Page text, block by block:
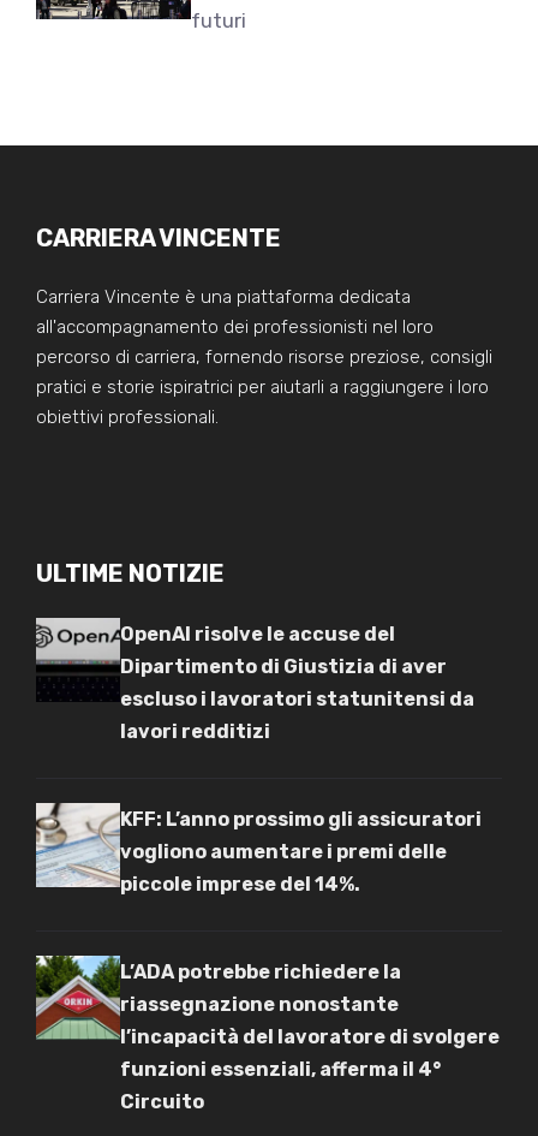
futuri
CARRIERA VINCENTE
Carriera Vincente è una piattaforma dedicata
all'accompagnamento dei professionisti nel loro
percorso di carriera, fornendo risorse preziose, consigli
pratici e storie ispiratrici per aiutarli a raggiungere i loro
obiettivi professionali.
ULTIME NOTIZIE
OpenAI risolve le accuse del
Dipartimento di Giustizia di aver
escluso i lavoratori statunitensi da
lavori redditizi
KFF: L’anno prossimo gli assicuratori
vogliono aumentare i premi delle
piccole imprese del 14%.
L’ADA potrebbe richiedere la
riassegnazione nonostante
l’incapacità del lavoratore di svolgere
funzioni essenziali, afferma il 4°
Circuito